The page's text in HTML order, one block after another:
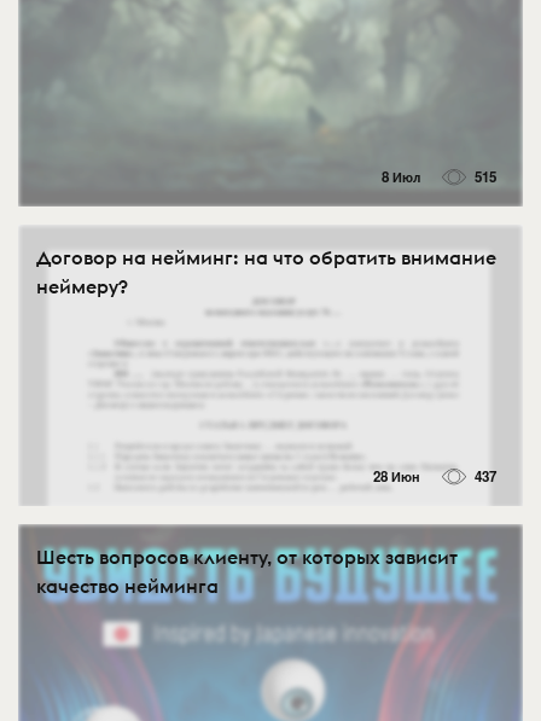
8 Июл 515
Договор на нейминг: на что обратить внимание
неймеру?
28 Июн 437
Шесть вопросов клиенту, от которых зависит
качество нейминга